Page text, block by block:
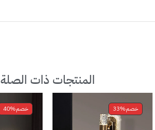
المنتجات ذات الصلة
خصم33% خصم40%